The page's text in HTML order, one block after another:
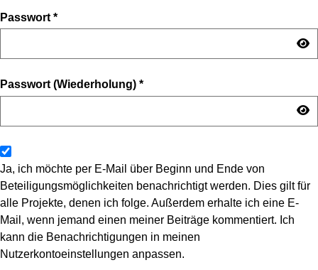
Passwort *
Passwort (Wiederholung) *
Ja, ich möchte per E-Mail über Beginn und Ende von
Beteiligungsmöglichkeiten benachrichtigt werden. Dies gilt für
alle Projekte, denen ich folge. Außerdem erhalte ich eine E-
Mail, wenn jemand einen meiner Beiträge kommentiert. Ich
kann die Benachrichtigungen in meinen
Nutzerkontoeinstellungen anpassen.